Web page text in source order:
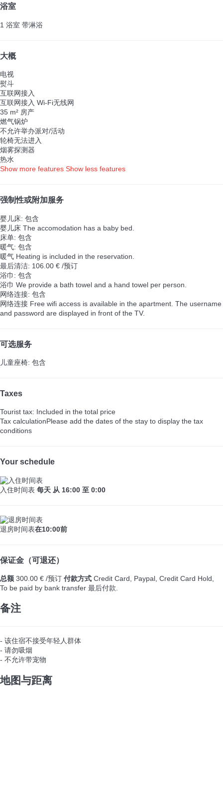
浴室
1 浴室 带淋浴
大概
电视
熨斗
互联网接入
互联网接入 Wi-Fi无线网
35 m² 房产
燃气锅炉
不允许举办派对/活动
轮椅无法进入
烟雾探测器
热水
Show more features Show less features
强制性或附加服务
婴儿床: 包含
婴儿床 The accomodation has a baby bed.
床单: 包含
暖气: 包含
暖气 Heating is included in the reservation.
最后清洁: 106.00 € /预订
浴巾: 包含
浴巾 We provide a bath towel and a hand towel per person.
网络连接: 包含
网络连接 Free wifi access is available in the apartment. The username
and password are displayed in front of the TV.
可选服务
儿童座椅: 包含
Taxes
Tourist tax: Included in the total price
Tax calculationPlease add the dates of the stay to display the tax
conditions
Your schedule
入住时间表 每天 从 16:00 至 0:00
退房时间表在10:00前
保证金（可退还）
总额 300.00 € /预订 付款方式 Credit Card, Paypal, Credit Card Hold,
To be paid by bank transfer 最后付款.
备注
- 该住宿不接受年轻人群体
- 请勿吸烟
- 不允许带宠物
地图与距离